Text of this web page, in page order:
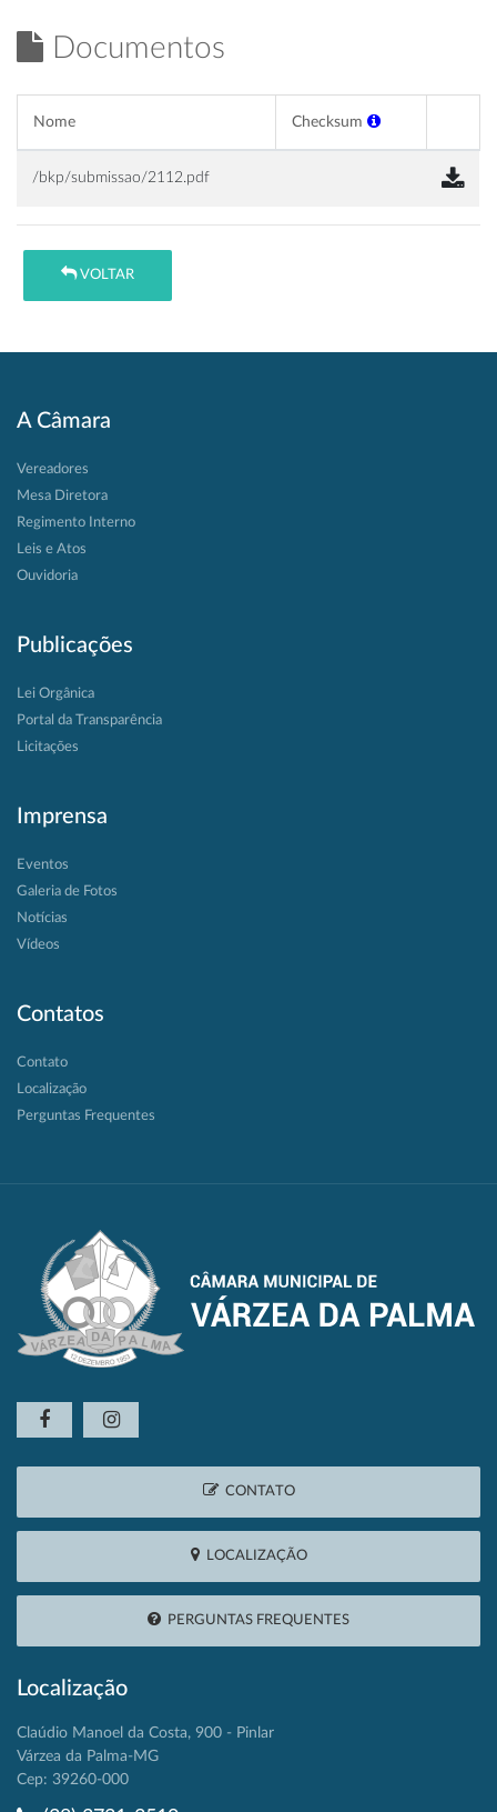
Documentos
Nome Checksum
/bkp/submissao/2112.pdf
VOLTAR
A Câmara
Vereadores
Mesa Diretora
Regimento Interno
Leis e Atos
Ouvidoria
Publicações
Lei Orgânica
Portal da Transparência
Licitações
Imprensa
Eventos
Galeria de Fotos
Notícias
Vídeos
Contatos
Contato
Localização
Perguntas Frequentes
CONTATO
LOCALIZAÇÃO
PERGUNTAS FREQUENTES
Localização
Claúdio Manoel da Costa, 900 - Pinlar
Várzea da Palma-MG
Cep: 39260-000